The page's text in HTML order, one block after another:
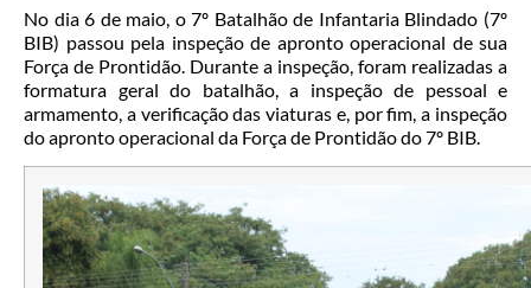
No dia 6 de maio, o 7º Batalhão de Infantaria Blindado (7º
BIB) passou pela inspeção de apronto operacional de sua
Força de Prontidão. Durante a inspeção, foram realizadas a
formatura geral do batalhão, a inspeção de pessoal e
armamento, a verificação das viaturas e, por fim, a inspeção
do apronto operacional da Força de Prontidão do 7º BIB.